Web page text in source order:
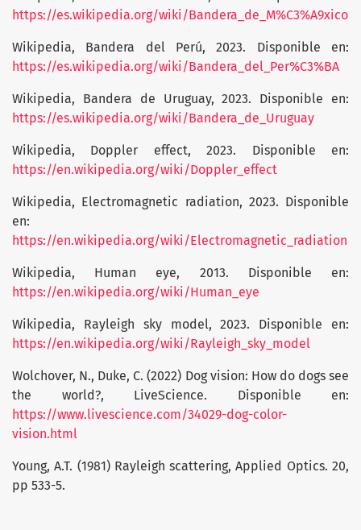
https://es.wikipedia.org/wiki/Bandera_de_M%C3%A9xico
Wikipedia, Bandera del Perú, 2023. Disponible en:
https://es.wikipedia.org/wiki/Bandera_del_Per%C3%BA
Wikipedia, Bandera de Uruguay, 2023. Disponible en:
https://es.wikipedia.org/wiki/Bandera_de_Uruguay
Wikipedia, Doppler effect, 2023. Disponible en:
https://en.wikipedia.org/wiki/Doppler_effect
Wikipedia, Electromagnetic radiation, 2023. Disponible
en:
https://en.wikipedia.org/wiki/Electromagnetic_radiation
Wikipedia, Human eye, 2013. Disponible en:
https://en.wikipedia.org/wiki/Human_eye
Wikipedia, Rayleigh sky model, 2023. Disponible en:
https://en.wikipedia.org/wiki/Rayleigh_sky_model
Wolchover, N., Duke, C. (2022) Dog vision: How do dogs see
the world?, LiveScience. Disponible en:
https://www.livescience.com/34029-dog-color-
vision.html
Young, A.T. (1981) Rayleigh scattering, Applied Optics. 20,
pp 533-5.